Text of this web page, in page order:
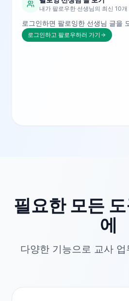
내가 팔로우한 선생님의 최신 10개
로그인하면 팔로잉한 선생님 글을
로그인하고 팔로우하러 가기
필요한 모든
에
다양한 기능으로 교사